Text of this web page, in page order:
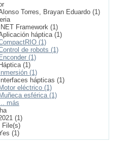
Torres, Brayan Eduardo (1)
Framework (1)
háptica (1)
(1)
de robots (1)
Enconder (1)
Háptica (1)
Inmersión (1)
Interfaces hápticas (1)
Motor eléctrico (1)
Muñeca esférica (1)
más
(1)
File(s)
(1)